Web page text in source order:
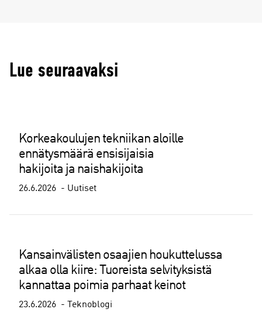
Lue seuraavaksi
Korkeakoulujen tekniikan aloille
ennätysmäärä ensisijaisia
hakijoita ja naishakijoita
26.6.2026 Uutiset
Kansainvälisten osaajien houkuttelussa
alkaa olla kiire: Tuoreista selvityksistä
kannattaa poimia parhaat keinot
23.6.2026 Teknoblogi